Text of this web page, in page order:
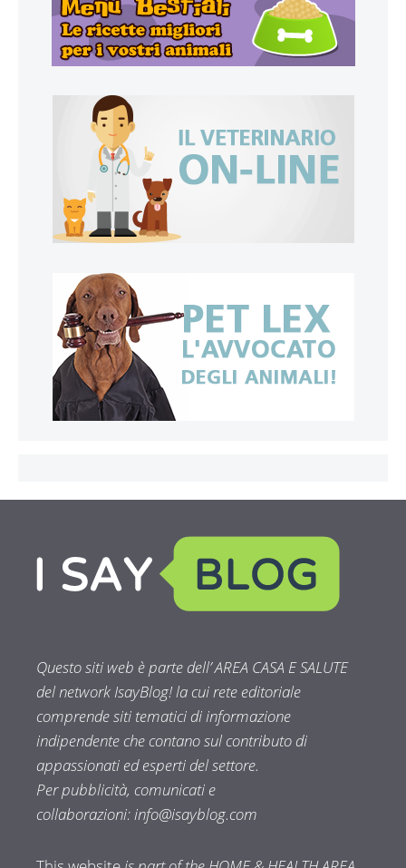
Questo siti web è parte dell’ AREA CASA E SALUTE
del network IsayBlog! la cui rete editoriale
comprende siti tematici di informazione
indipendente che contano sul contributo di
appassionati ed esperti del settore.
Per pubblicità, comunicati e
collaborazioni:info@isayblog.com